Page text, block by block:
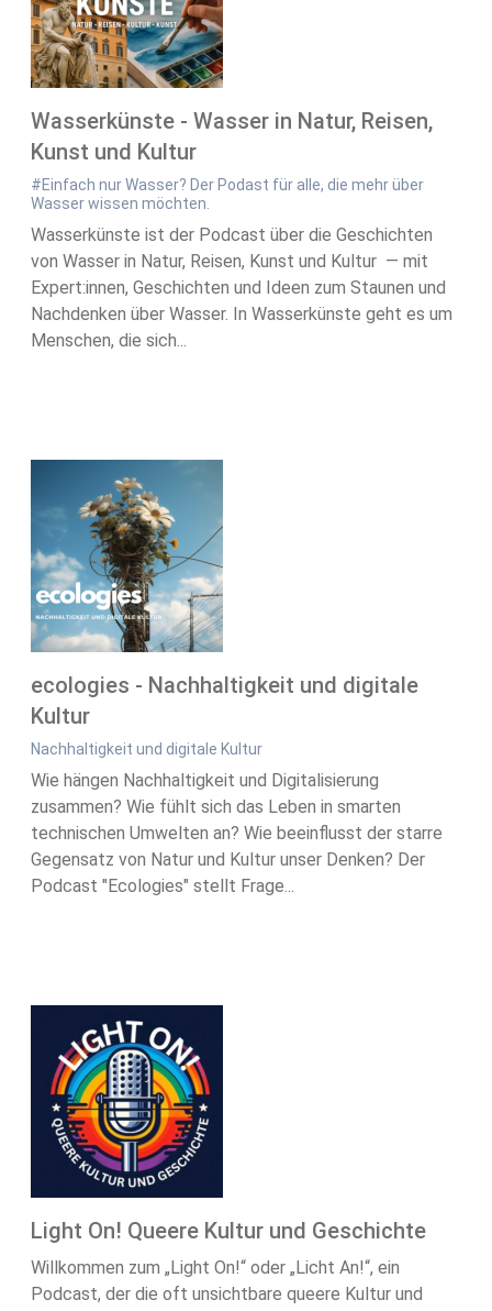
Wasserkünste - Wasser in Natur, Reisen,
Kunst und Kultur
#Einfach nur Wasser? Der Podast für alle, die mehr über
Wasser wissen möchten.
Wasserkünste ist der Podcast über die Geschichten
von Wasser in Natur, Reisen, Kunst und Kultur — mit
Expert:innen, Geschichten und Ideen zum Staunen und
Nachdenken über Wasser. In Wasserkünste geht es um
Menschen, die sich...
ecologies - Nachhaltigkeit und digitale
Kultur
Nachhaltigkeit und digitale Kultur
Wie hängen Nachhaltigkeit und Digitalisierung
zusammen? Wie fühlt sich das Leben in smarten
technischen Umwelten an? Wie beeinflusst der starre
Gegensatz von Natur und Kultur unser Denken? Der
Podcast "Ecologies" stellt Frage...
Light On! Queere Kultur und Geschichte
Willkommen zum „Light On!“ oder „Licht An!“, ein
Podcast, der die oft unsichtbare queere Kultur und